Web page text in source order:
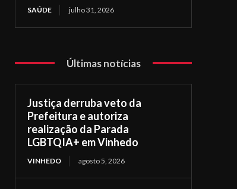
SAÚDE julho 31, 2026
Últimas notícias
Justiça derruba veto da
Prefeitura e autoriza
realização da Parada
LGBTQIA+ em Vinhedo
VINHEDO agosto 5, 2026